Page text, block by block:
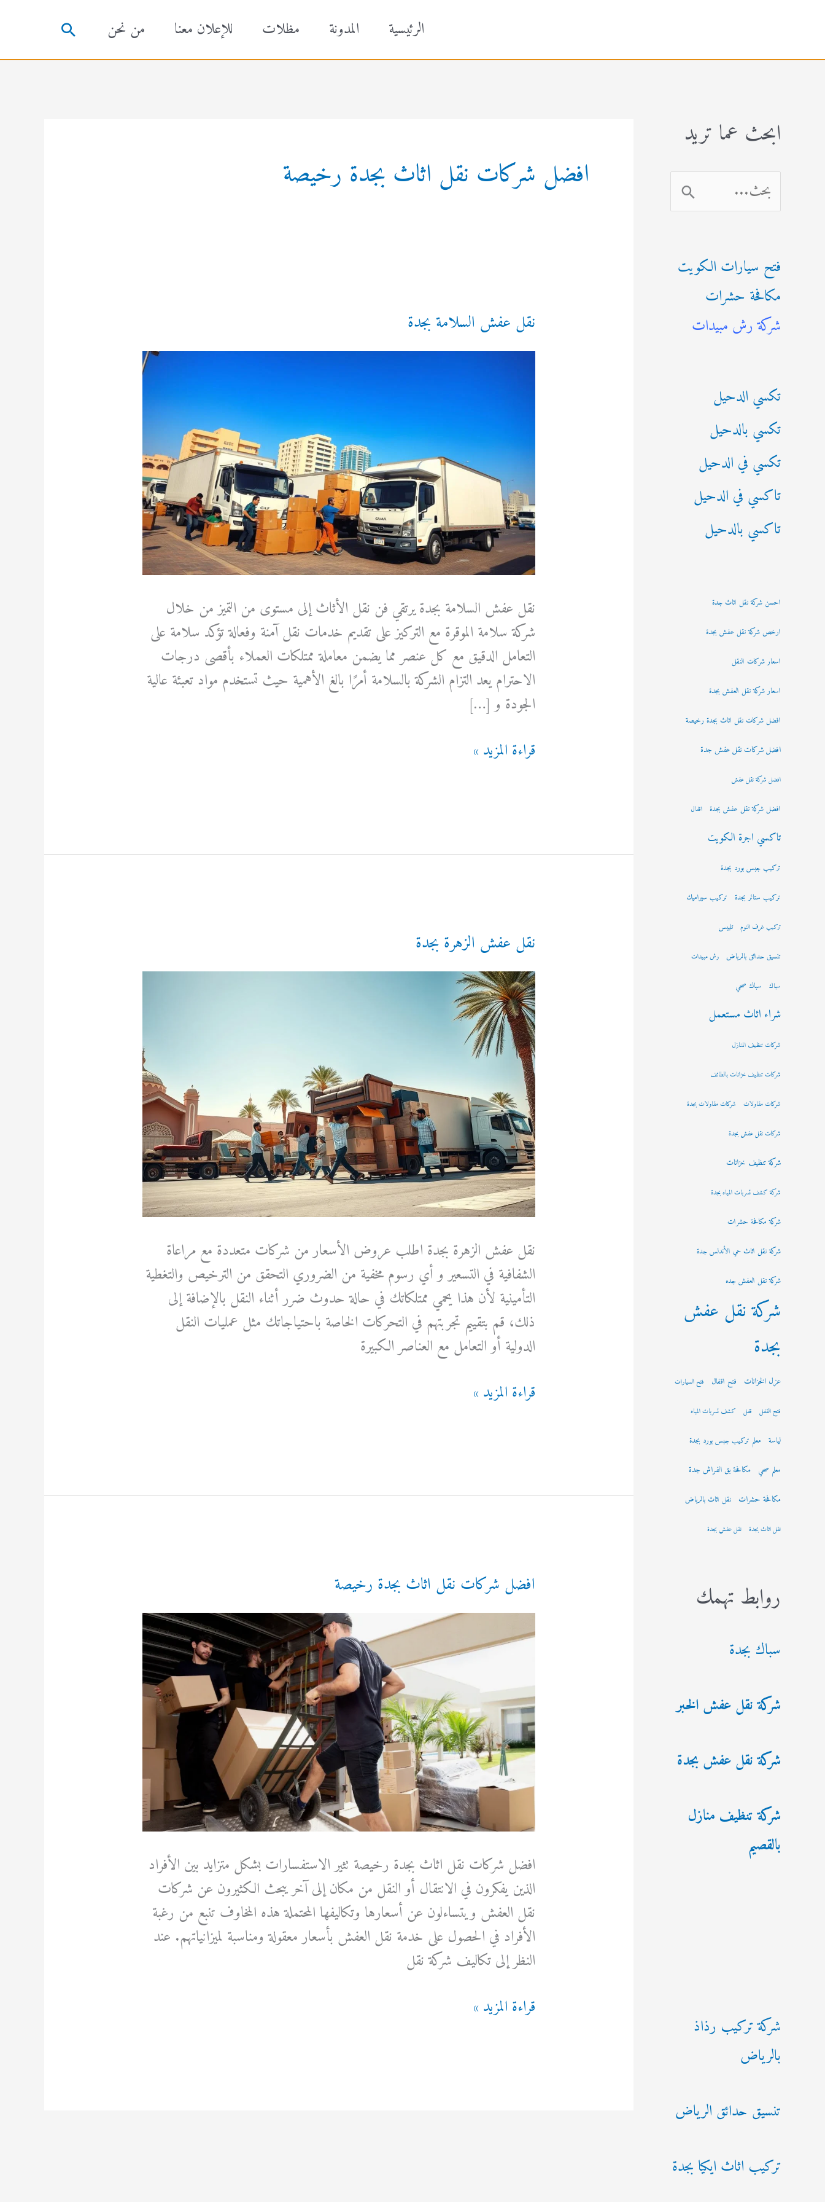
المحتوى
الرئيسية المدونة مظلات للإعلان معنا من نحن البحث
ابحث عما تريد
ل
ح
ث
ع
:
فتح سيارات الكويت
مكافحة حشرات
شركة رش مبيدات
تكسي الدحيل
تكسي بالدحيل
تكسي في الدحيل
تاكسي في الدحيل
تاكسي بالدحيل
احسن شركة نقل اثاث جدة
ارخص شركة نقل عفش بجدة
اسعار شركات النقل
اسعار شركة نقل العفش بجدة
افضل شركات نقل اثاث بجدة رخيصة
افضل شركات نقل عفش جدة
افضل شركة نقل عفش
افضل شركة نقل عفش بجدة اقفال
تاكسي اجرة الكويت
تركيب جبس بورد بجدة
تركيب ستائر بجدة تركيب سيراميك
تركيب غرف النوم تلييس
تنسيق حدائق بالرياض رش مبيدات
سباك سباك صحي
شراء اثاث مستعمل
شركات تنظيف المنازل
شركات تنظيف خزانات بالطائف
شركات مقاولات شركات مقاولات بجدة
شركات نقل عفش بجدة
شركة تنظيف خزانات
شركة كشف تسربات المياه بجدة
شركة مكافحة حشرات
شركة نقل اثاث حي الأندلس جدة
شركة نقل العفش جده
شركة نقل عفش
بجدة
عزل الخزانات فتح اقفال فتح السيارات
فتح القفل قفل كشف تسربات المياه
لياسة معلم تركيب جبس بورد بجدة
معلم صحي مكافحة بق الفراش جدة
مكافحة حشرات نقل اثاث بالرياض
نقل اثاث بجدة نقل عفش بجدة
روابط تهمك
سباك بجدة
شركة نقل عفش الخبر
شركة نقل عفش بجدة
شركة تنظيف منازل
بالقصيم
شركة تركيب رذاذ
بالرياض
تنسيق حدائق الرياض
تركيب اثاث ايكيا بجدة
افضل شركات نقل اثاث بجدة رخيصة
نقل عفش السلامة بجدة
نقل عفش السلامة بجدة يرتقي فن نقل الأثاث إلى مستوى من التميز من خلال
شركة سلامة الموقرة مع التركيز على تقديم خدمات نقل آمنة وفعالة تؤكد سلامة على
التعامل الدقيق مع كل عنصر مما يضمن معاملة ممتلكات العملاء بأقصى درجات
الاحترام يعد التزام الشركة بالسلامة أمرًا بالغ الأهمية حيث تستخدم مواد تعبئة عالية
الجودة و […]
نقل
قراءة المزيد »
نقل عفش الزهرة بجدة
نقل عفش الزهرة بجدة اطلب عروض الأسعار من شركات متعددة مع مراعاة
الشفافية في التسعير و أي رسوم مخفية من الضروري التحقق من الترخيص والتغطية
التأمينية لأن هذا يحمي ممتلكاتك في حالة حدوث ضرر أثناء النقل بالإضافة إلى
ذلك، قم بتقييم تجربتهم في التحركات الخاصة باحتياجاتك مثل عمليات النقل
الدولية أو التعامل مع العناصر الكبيرة
نقل
قراءة المزيد »
افضل شركات نقل اثاث بجدة رخيصة
افضل شركات نقل اثاث بجدة رخيصة تثير الاستفسارات بشكل متزايد بين الأفراد
الذين يفكرون في الانتقال أو النقل من مكان إلى آخر يبحث الكثيرون عن شركات
نقل العفش ويتساءلون عن أسعارها وتكاليفها المحتملة هذه المخاوف تنبع من رغبة
الأفراد في الحصول على خدمة نقل العفش بأسعار معقولة ومناسبة لميزانياتهم. عند
النظر إلى تكاليف شركة نقل
افضل
قراءة المزيد »